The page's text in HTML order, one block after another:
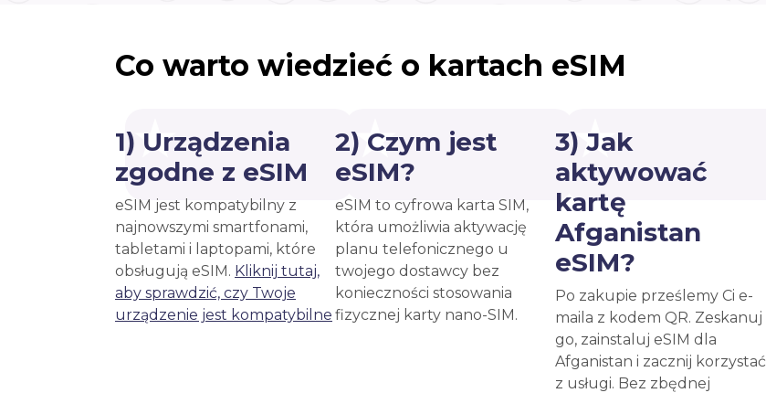
Co warto wiedzieć o kartach eSIM
1) Urządzenia
zgodne z eSIM
eSIM jest kompatybilny z
najnowszymi smartfonami,
tabletami i laptopami, które
obsługują eSIM. Kliknij tutaj,
aby sprawdzić, czy Twoje
urządzenie jest kompatybilne
2) Czym jest
eSIM?
eSIM to cyfrowa karta SIM,
która umożliwia aktywację
planu telefonicznego u
twojego dostawcy bez
konieczności stosowania
fizycznej karty nano-SIM.
3) Jak
aktywować
kartę
Afganistan
eSIM?
Po zakupie prześlemy Ci e-
maila z kodem QR. Zeskanuj
go, zainstaluj eSIM dla
Afganistan i zacznij korzystać
z usługi. Bez zbędnej